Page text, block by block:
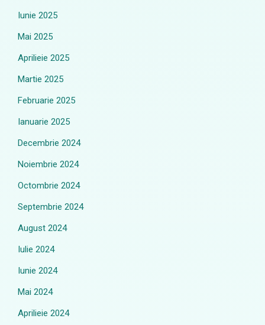
Iunie 2025
Mai 2025
Aprilieie 2025
Martie 2025
Februarie 2025
Ianuarie 2025
Decembrie 2024
Noiembrie 2024
Octombrie 2024
Septembrie 2024
August 2024
Iulie 2024
Iunie 2024
Mai 2024
Aprilieie 2024